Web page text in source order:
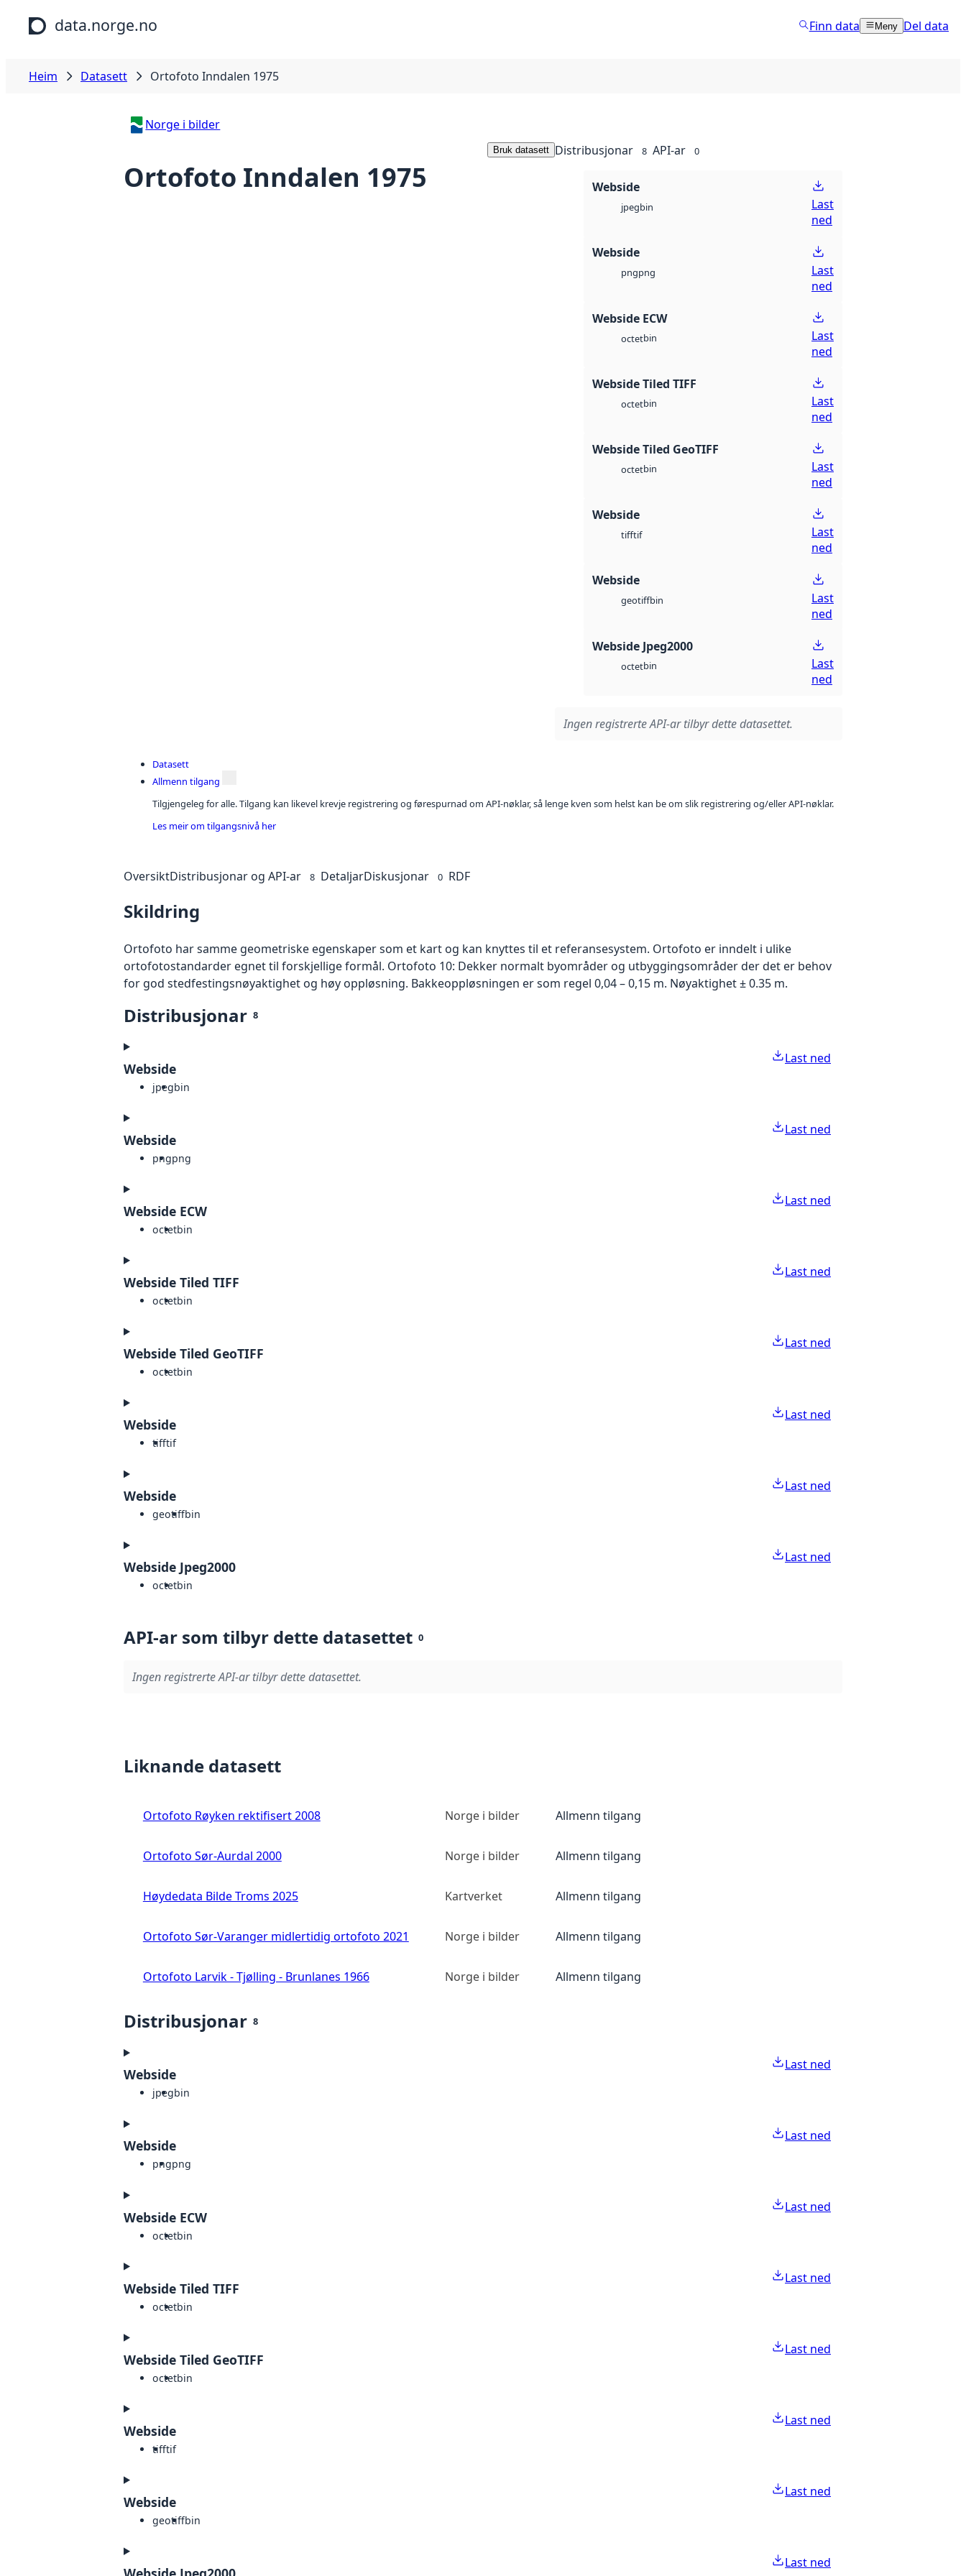
Hopp til hovudinnhald
data.norge.no Finn data Meny Del data
Heim Datasett Ortofoto Inndalen 1975
Norge i bilder
Ortofoto Inndalen 1975
Bruk datasett Distribusjonar 8 API-ar 0
Webside
jpegbin
Last
ned
Webside
pngpng
Last
ned
Webside ECW
octetbin
Last
ned
Webside Tiled TIFF
octetbin
Last
ned
Webside Tiled GeoTIFF
octetbin
Last
ned
Webside
tifftif
Last
ned
Webside
geotiffbin
Last
ned
Webside Jpeg2000
octetbin
Last
ned
Ingen registrerte API-ar tilbyr dette datasettet.
Datasett
Allmenn tilgang
Tilgjengeleg for alle. Tilgang kan likevel krevje registrering og førespurnad om API-nøklar, så lenge kven som helst kan be om slik registrering og/eller API-nøklar.
Les meir om tilgangsnivå her
OversiktDistribusjonar og API-ar 8 DetaljarDiskusjonar 0 RDF
Skildring
Ortofoto har samme geometriske egenskaper som et kart og kan knyttes til et referansesystem. Ortofoto er inndelt i ulike
ortofotostandarder egnet til forskjellige formål. Ortofoto 10: Dekker normalt byområder og utbyggingsområder der det er behov
for god stedfestingsnøyaktighet og høy oppløsning. Bakkeoppløsningen er som regel 0,04 – 0,15 m. Nøyaktighet ± 0.35 m.
Distribusjonar 8
Webside
jpegbin
Last ned
Webside
pngpng
Last ned
Webside ECW
octetbin
Last ned
Webside Tiled TIFF
octetbin
Last ned
Webside Tiled GeoTIFF
octetbin
Last ned
Webside
tifftif
Last ned
Webside
geotiffbin
Last ned
Webside Jpeg2000
octetbin
Last ned
API-ar som tilbyr dette datasettet 0
Ingen registrerte API-ar tilbyr dette datasettet.
Liknande datasett
Ortofoto Røyken rektifisert 2008 Norge i bilder Allmenn tilgang
Ortofoto Sør-Aurdal 2000 Norge i bilder Allmenn tilgang
Høydedata Bilde Troms 2025 Kartverket Allmenn tilgang
Ortofoto Sør-Varanger midlertidig ortofoto 2021 Norge i bilder Allmenn tilgang
Ortofoto Larvik - Tjølling - Brunlanes 1966 Norge i bilder Allmenn tilgang
Distribusjonar 8
Webside
jpegbin
Last ned
Webside
pngpng
Last ned
Webside ECW
octetbin
Last ned
Webside Tiled TIFF
octetbin
Last ned
Webside Tiled GeoTIFF
octetbin
Last ned
Webside
tifftif
Last ned
Webside
geotiffbin
Last ned
Last ned